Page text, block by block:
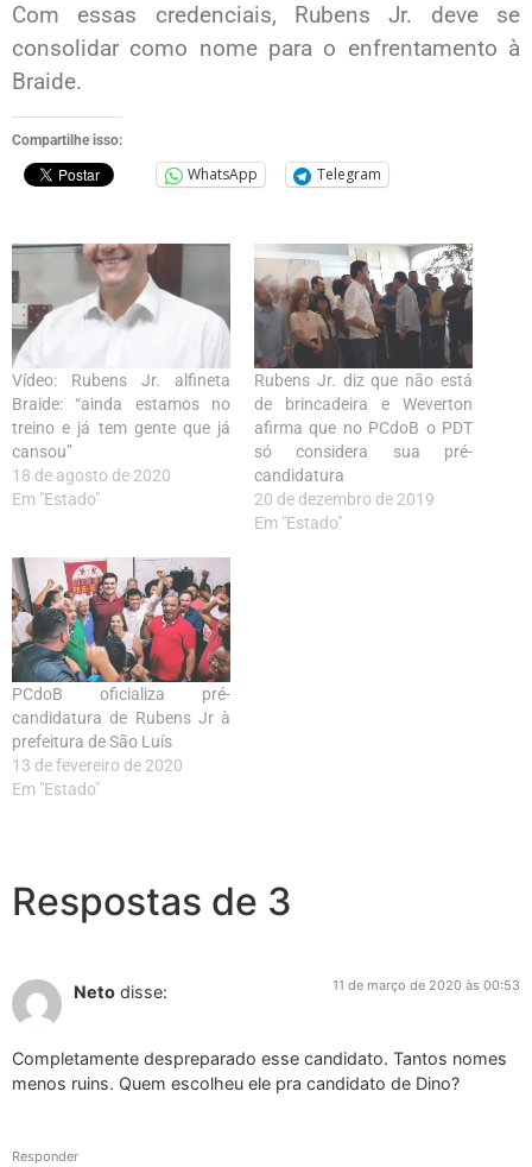
Com essas credenciais, Rubens Jr. deve se
consolidar como nome para o enfrentamento à
Braide.
Compartilhe isso:
WhatsApp Telegram
Vídeo: Rubens Jr. alfineta
Braide: “ainda estamos no
treino e já tem gente que já
cansou”
18 de agosto de 2020
Em "Estado"
Rubens Jr. diz que não está
de brincadeira e Weverton
afirma que no PCdoB o PDT
só considera sua pré-
candidatura
20 de dezembro de 2019
Em "Estado"
PCdoB oficializa pré-
candidatura de Rubens Jr à
prefeitura de São Luís
13 de fevereiro de 2020
Em "Estado"
Respostas de 3
Neto disse: 11 de março de 2020 às 00:53
Completamente despreparado esse candidato. Tantos nomes
menos ruins. Quem escolheu ele pra candidato de Dino?
Responder